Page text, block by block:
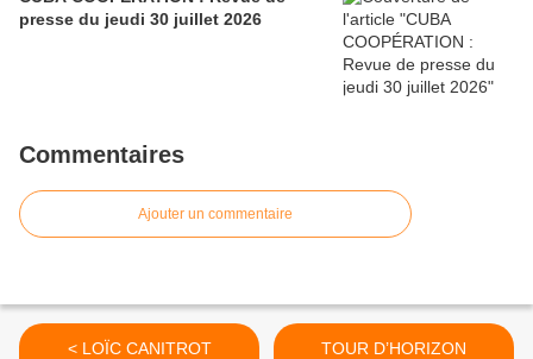
presse du jeudi 30 juillet 2026
Commentaires
Ajouter un commentaire
< LOÏC CANITROT
TOUR D’HORIZON